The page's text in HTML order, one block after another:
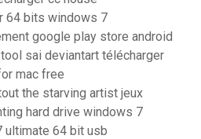
64 bits windows 7
google play store android
sai deviantart télécharger
mac free
the starving artist jeux
hard drive windows 7
ultimate 64 bit usb